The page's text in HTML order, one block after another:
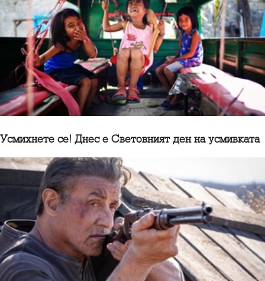
Усмихнете се! Днес е Световният ден на усмивката